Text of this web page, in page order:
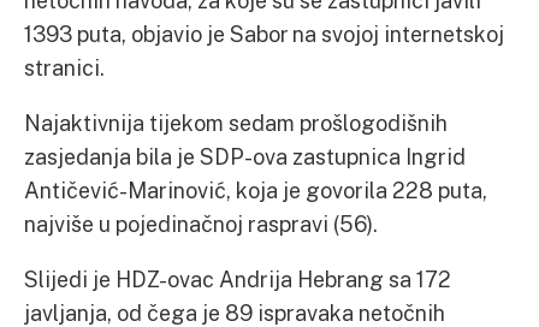
1393 puta, objavio je Sabor na svojoj internetskoj
stranici.
Najaktivnija tijekom sedam prošlogodišnih
zasjedanja bila je SDP-ova zastupnica Ingrid
Antičević-Marinović, koja je govorila 228 puta,
najviše u pojedinačnoj raspravi (56).
Slijedi je HDZ-ovac Andrija Hebrang sa 172
javljanja, od čega je 89 ispravaka netočnih